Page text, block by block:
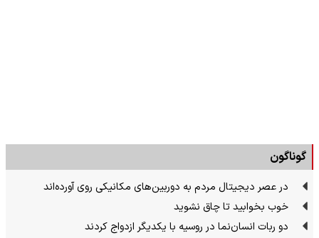
گوناگون
در عصر دیجیتال مردم به دوربین‌های مکانیکی روی آورده‌اند
خوب بخوابید تا چاق نشوید
دو ربات انسان‌نما در روسیه با یکدیگر ازدواج کردند